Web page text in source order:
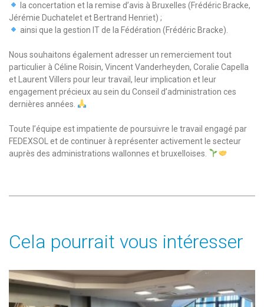
la concertation et la remise d’avis à Bruxelles (Frédéric Bracke,
Jérémie Duchatelet et Bertrand Henriet) ;
ainsi que la gestion IT de la Fédération (Frédéric Bracke).
Nous souhaitons également adresser un remerciement tout
particulier à Céline Roisin, Vincent Vanderheyden, Coralie Capella
et Laurent Villers pour leur travail, leur implication et leur
engagement précieux au sein du Conseil d’administration ces
dernières années.
Toute l’équipe est impatiente de poursuivre le travail engagé par
FEDEXSOL et de continuer à représenter activement le secteur
auprès des administrations wallonnes et bruxelloises.
Cela pourrait vous intéresser